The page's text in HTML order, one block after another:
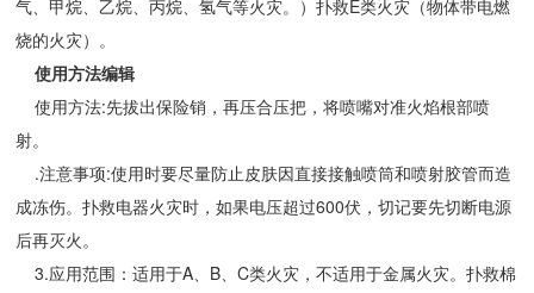
气、甲烷、乙烷、丙烷、氢气等火灾。）扑救E类火灾（物体带电燃
烧的火灾）。
使用方法编辑
使用方法:先拔出保险销，再压合压把，将喷嘴对准火焰根部喷
射。
.注意事项:使用时要尽量防止皮肤因直接接触喷筒和喷射胶管而造
成冻伤。扑救电器火灾时，如果电压超过600伏，切记要先切断电源
后再灭火。
3.应用范围：适用于A、B、C类火灾，不适用于金属火灾。扑救棉